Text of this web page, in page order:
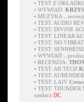
• TEST Z
• WYWIAD:
• MUZYKA ⸜
• TEST: AUDIO
• TEST: DIVINE
• TEST: LINEAR
• TEST: NO
• TEST:
• WYWIAD ⸜
• RECENZJA:
• TEST: AB TECH
• TEST: AURENDER
• TEST: LAIV
• TEST: THUNDER
zasilacz DC